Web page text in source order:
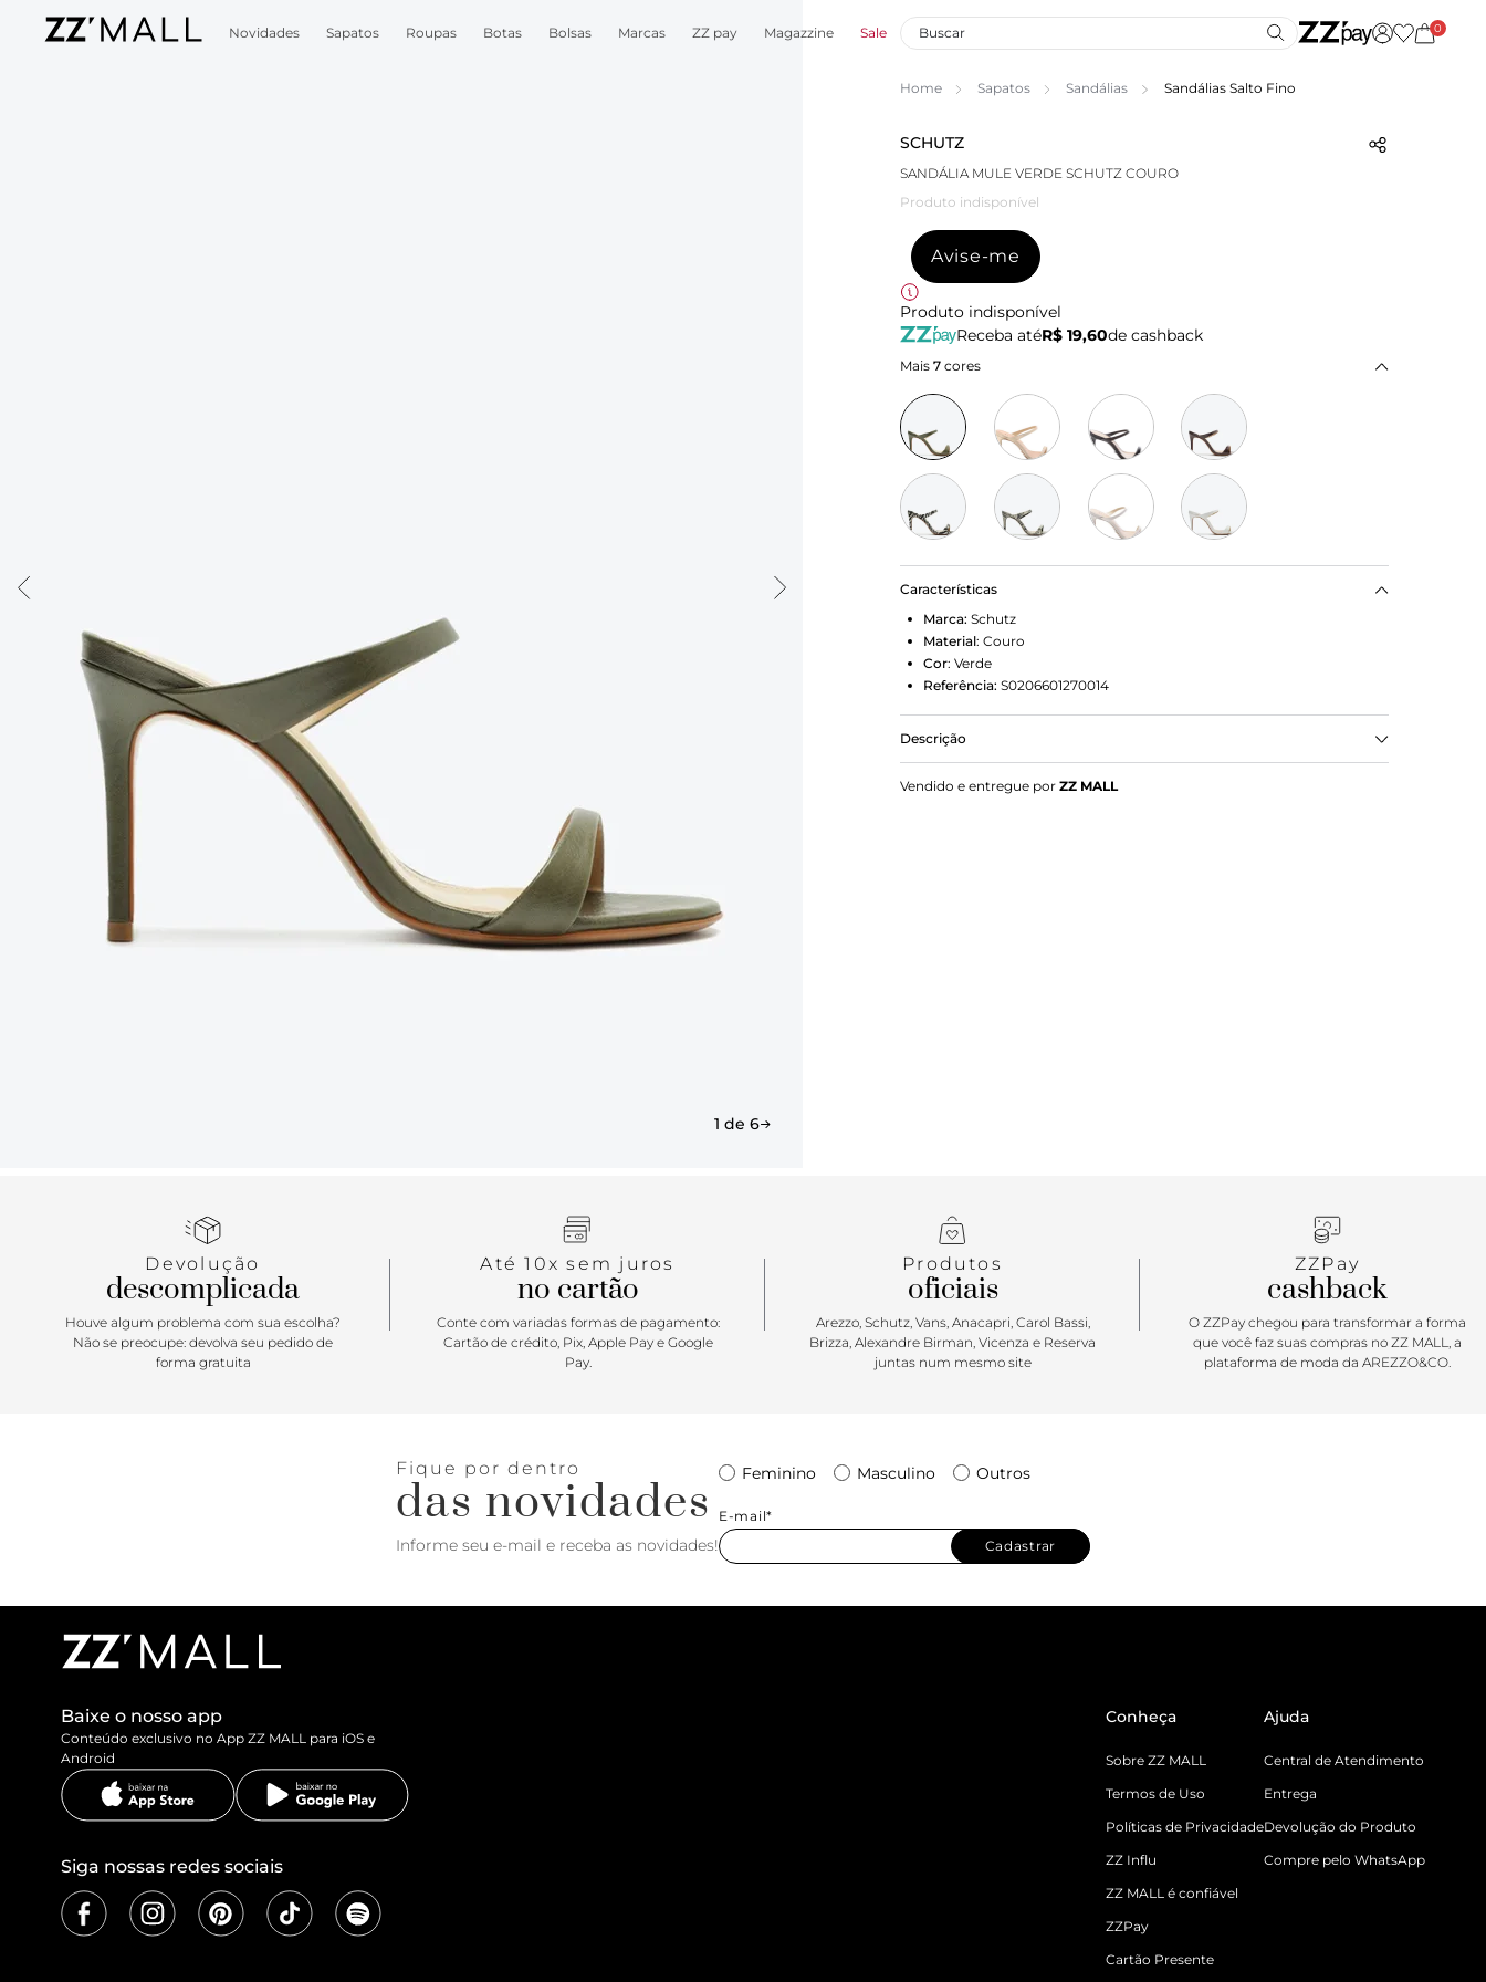
Novidades Sapatos Roupas Botas Bolsas Marcas ZZ pay Magazzine Sale 0
1 de 6
Home Sapatos Sandálias Sandálias Salto Fino
SCHUTZ
SANDÁLIA MULE VERDE SCHUTZ COURO
Produto indisponível
Avise-me
Produto indisponível
Receba atéR$ 19,60de cashback
Mais 7 cores
Características
Marca: Schutz
Material: Couro
Cor: Verde
Referência: S0206601270014
Descrição
SANDÁLIA MULE couro verde
Vendido e entregue por ZZ MALL
Devolução
descomplicada
Houve algum problema com sua escolha?
Não se preocupe: devolva seu pedido de
forma gratuita
Até 10x sem juros
no cartão
Conte com variadas formas de pagamento:
Cartão de crédito, Pix, Apple Pay e Google
Pay.
Produtos
oficiais
Arezzo, Schutz, Vans, Anacapri, Carol Bassi,
Brizza, Alexandre Birman, Vicenza e Reserva
juntas num mesmo site
ZZPay
cashback
O ZZPay chegou para transformar a forma
que você faz suas compras no ZZ MALL, a
plataforma de moda da AREZZO&CO.
Fique por dentro
das novidades
Informe seu e-mail e receba as novidades!
Feminino Masculino Outros
E-mail*
Cadastrar
Baixe o nosso app
Conteúdo exclusivo no App ZZ MALL para iOS e
Android
Siga nossas redes sociais
Conheça
Sobre ZZ MALL
Termos de Uso
Políticas de Privacidade
ZZ Influ
ZZ MALL é confiável
ZZPay
Cartão Presente
Ajuda
Central de Atendimento
Entrega
Devolução do Produto
Compre pelo WhatsApp